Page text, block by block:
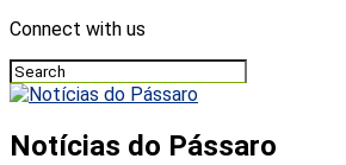
Connect with us
Notícias do Pássaro